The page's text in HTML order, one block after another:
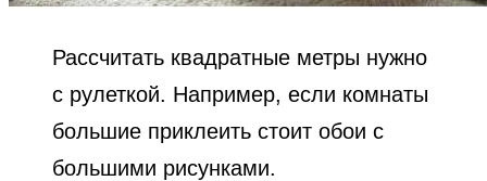
Рассчитать квадратные метры нужно
с рулеткой. Например, если комнаты
большие приклеить стоит обои с
большими рисунками.